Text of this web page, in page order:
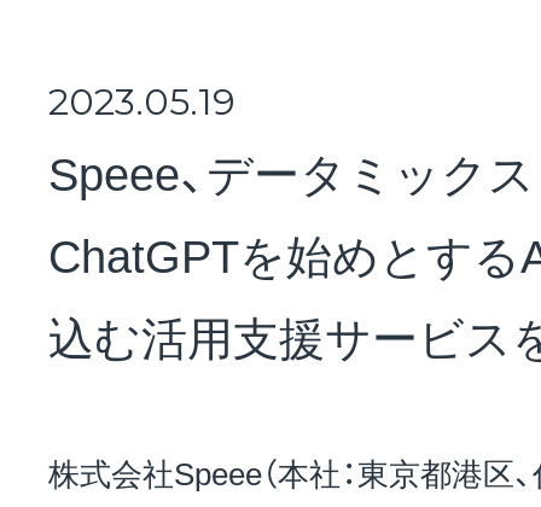
NEWS
会社概要
2023.05.19
Speee、データミック
ChatGPTを始めとす
込む活用支援サービス
株式会社Speee（本社：東京都港区